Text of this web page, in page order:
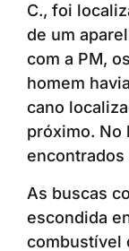
C., foi
de um
com a PM,
homem
cano
próximo. No
encontrados
As buscas
escondida
combustível